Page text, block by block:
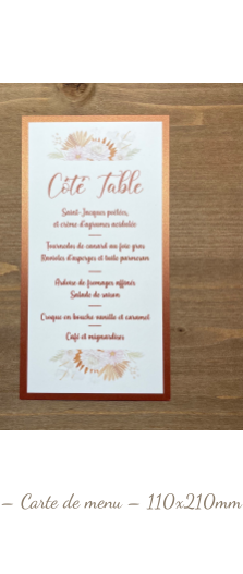
– Carte de menu – 110x210mm